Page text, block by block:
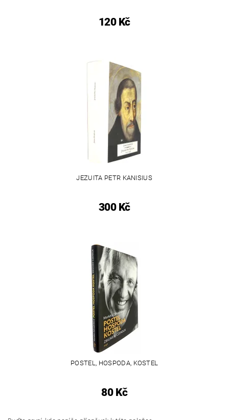
120 Kč
JEZUITA PETR KANISIUS
300 Kč
POSTEL, HOSPODA, KOSTEL
80 Kč